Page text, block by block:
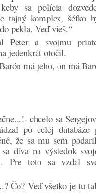
sa polícia
komplex, šéfko
pekla. Veď vieš.“
Peter a svojmu
jedenkrát otočil.
má jeho, on má
chcelo sa
po celej
že sa mu sem
díva na výsledok
Pre toto sa vzdal
Čo? Veď všetko je tu